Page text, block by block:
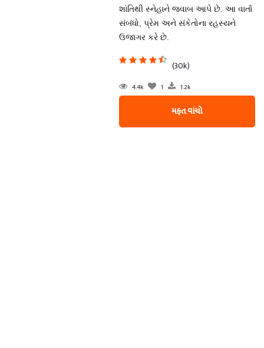
શાંતિથી સ્નેહાને જવાબ આપે છે. આ વાર્તા
સંબંધો, પ્રેમ અને સંકેતોના રહસ્યને
ઉજાગર કરે છે.
(30k)
4.4k 1 1.2k
મફત વાંચો